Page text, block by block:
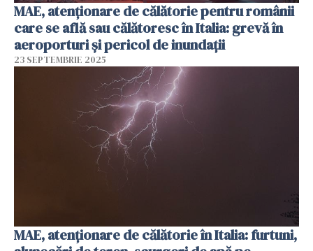
MAE, atenționare de călătorie pentru românii
care se află sau călătoresc în Italia: grevă în
aeroporturi şi pericol de inundaţii
23 SEPTEMBRIE 2025
MAE, atenţionare de călătorie în Italia: furtuni,